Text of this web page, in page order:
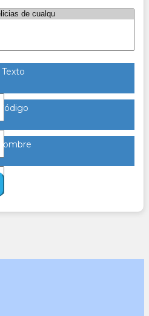
Texto
Código
Nombre